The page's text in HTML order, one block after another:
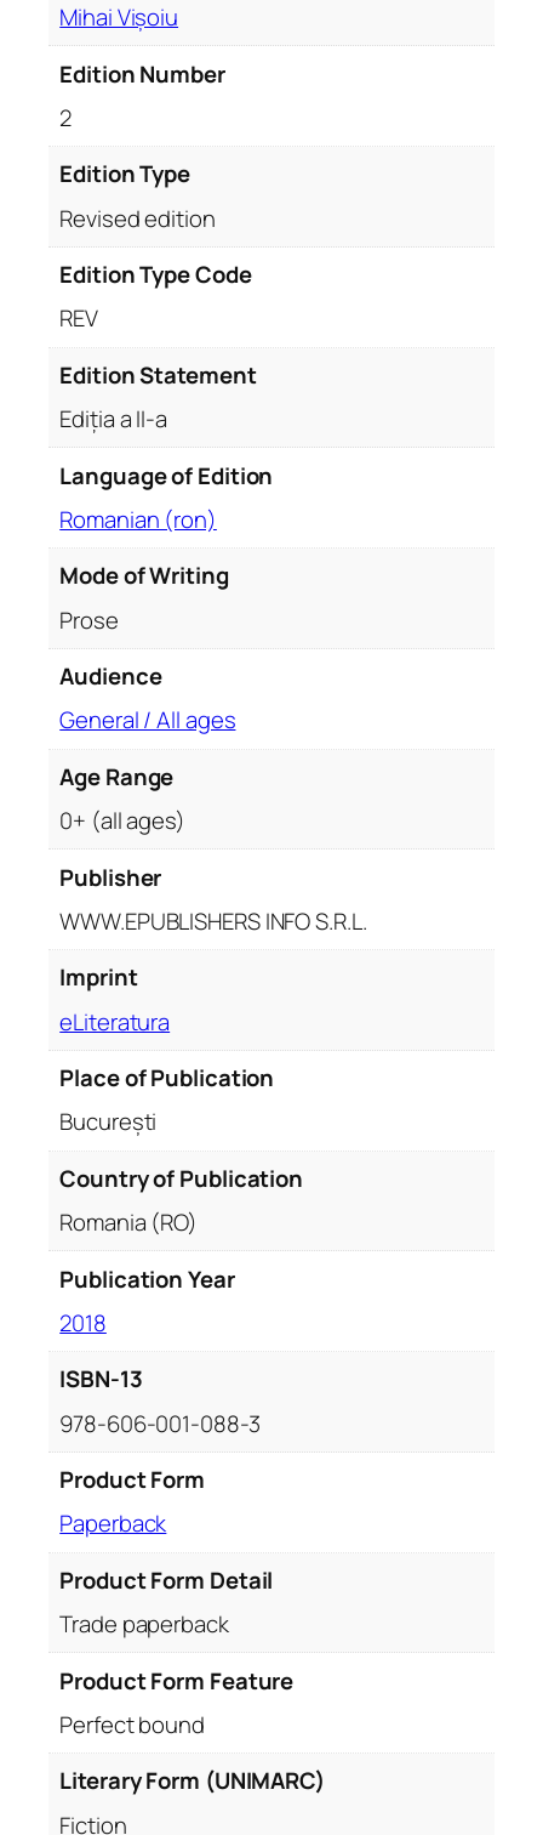
a
u
t
Mihai Vișoiu
Edition Number
2
Edition Type
Revised edition
Edition Type Code
REV
Edition Statement
Ediția a II-a
Language of Edition
Romanian (ron)
Mode of Writing
Prose
Audience
General / All ages
Age Range
0+ (all ages)
Publisher
WWW.EPUBLISHERS INFO S.R.L.
Imprint
eLiteratura
Place of Publication
București
Country of Publication
Romania (RO)
Publication Year
2018
ISBN-13
978-606-001-088-3
Product Form
Paperback
Product Form Detail
Trade paperback
Product Form Feature
Perfect bound
Literary Form (UNIMARC)
Fiction